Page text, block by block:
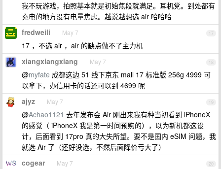
我不玩游戏，拍照基本就是初始焦段就满足。耳机党。到处都有
充电的地方没有电量焦虑。越说越想选 air 哈哈哈
17
fredweili May 7
17 ，不选 air ，air 的缺点做不了主力机
18
xiangxiangxiang May 7
@myfate 成都这边 51 线下京东 mall 17 标准版 256g 4999 可
以拿下，办信用卡的话还可以到 4699 呢
19
ajyz May 7
@Achao1121 去年发布会 Air 刚出来我有种当初看到 iPhoneX
的感觉（ iPhoneX 我是第一时间预购的），以为新机都这设
计，后面看到 17pro 真的大失所望。要不是国内 eSIM 问题，我
就选 Air 了（还好没选，不然后面降价亏大了）
20
cogear May 7